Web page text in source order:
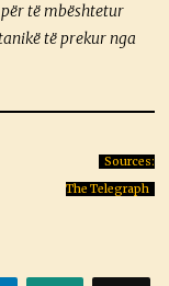
të mbështetur
të prekur nga
Sources:
The Telegraph